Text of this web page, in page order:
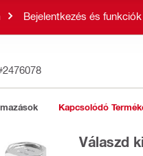
Bejelentkezés és
Kapcsolódó
Válaszd